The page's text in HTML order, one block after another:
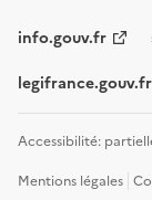
info.gouv.fr
legifrance.gouv.fr
Accessibilité:
Mentions légales